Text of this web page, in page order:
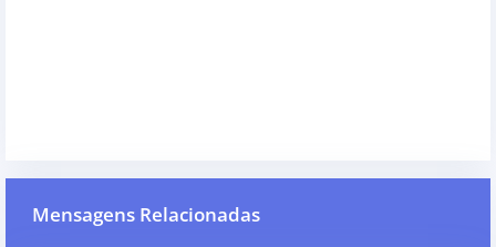
Mensagens Relacionadas